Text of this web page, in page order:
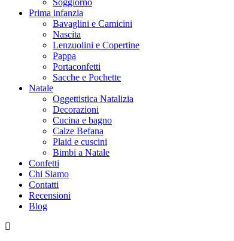
Soggiorno
Prima infanzia
Bavaglini e Camicini
Nascita
Lenzuolini e Copertine
Pappa
Portaconfetti
Sacche e Pochette
Natale
Oggettistica Natalizia
Decorazioni
Cucina e bagno
Calze Befana
Plaid e cuscini
Bimbi a Natale
Confetti
Chi Siamo
Contatti
Recensioni
Blog